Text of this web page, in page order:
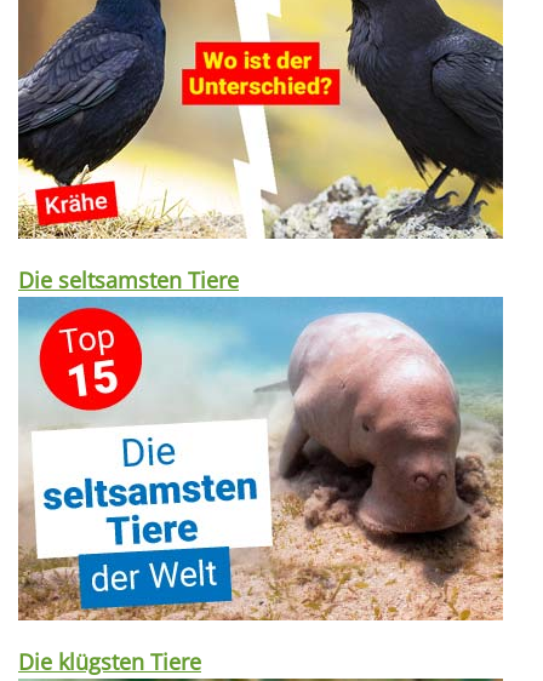
Die seltsamsten Tiere
Die klügsten Tiere